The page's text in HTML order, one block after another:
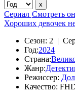
Сериал Смотреть
Хороших девочек
Сезон: 2 |
Год:2024
Страна:
Жанр:
Режиссер:
Качество: